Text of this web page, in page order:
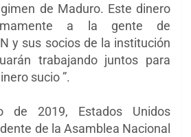
de Maduro. Este dinero
a la gente de
y sus socios de la institución
trabajando juntos para
sucio ”.
de 2019, Estados Unidos
de la Asamblea Nacional